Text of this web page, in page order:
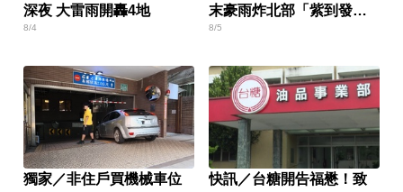
深夜 大雷雨開轟4地
8/4
末豪雨炸北部「紫到發
白」
8/5
獨家／非住戶買機械車位
快訊／台糖開告福懋！致